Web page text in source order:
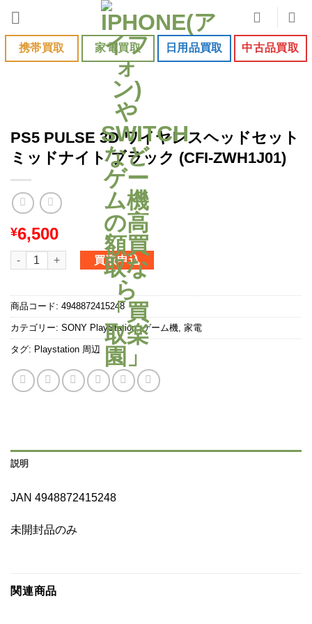
content携帯買取 家電買取 日用品買取 中古品買取
PS5 PULSE 3D ワイヤレスヘッドセット
ミッドナイト ブラック (CFI-ZWH1J01)
¥6,500
PS5 PULSE 3D ワイヤレスヘッドセットミッドナイト ブラック
買取申込
商品コード: 4948872415248
カテゴリー: SONY PlayStation,ゲーム機 家電
タグ: Playstation 周辺
説明
JAN 4948872415248
未開封品のみ
関連商品